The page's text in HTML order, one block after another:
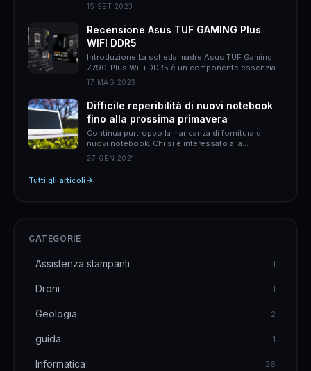
campo: il tecnico informatico e il tecnico
l&#8217;obiettivo di risolvere problemi, le loro
responsabilità, approcci e persino il rapporto con
il cliente possono essere molto diversi. In questo
articolo, proverò ad esporvi le differenze chiave tra
queste due &hellip;
15 SET 2023
Recensione Asus TUF GAMING Plus
WIFI DDR5
Introduzione La scheda madre Asus TUF Gaming
Z790-Plus WiFi DDR5 è un componente essenziale
per gli appassionati di gaming che desiderano un
caratteristiche all&#8217;avanguardia, questa
scheda madre offre prestazioni elevate, un design
accattivante e una connettività avanzata.
Caratteristiche principali La Asus TUF Gaming
Z790-Plus WiFi DDR5 è &hellip;
17 MAG 2023
Difficile reperibilità di nuovi notebook
fino alla prossima primavera
Continua purtroppo la mancanza di fornitura di
nuovi notebook. Chi si è interessato alla
questione, perché magari voleva procurarsi un
aumentati anche del 30%. L&#8217;altro giorno mi
27 GEN 2021
Tutti gli articoli
CATEGORIE
Assistenza stampanti 1
Droni 1
Geologia 2
guida 1
Informatica 26